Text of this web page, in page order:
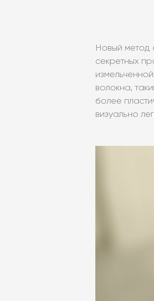
Новый метод
секретных
волокна,
более
визуально